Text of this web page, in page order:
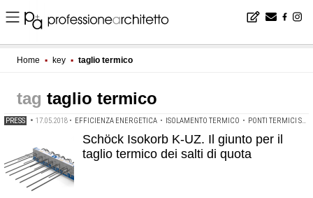
Home ▪ key ▪ taglio termico
taglio termico
PRESS • 17.05.2018 • EFFICIENZA ENERGETICA • ISOLAMENTO TERMICO • PONTI TERMICI SOLUZIONI
Schöck Isokorb K-UZ. Il giunto per il
taglio termico dei salti di quota